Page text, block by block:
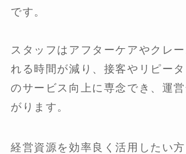
です。
スタッフはアフターケアやクレ
れる時間が減り、接客やリピー
のサービス向上に専念でき、運
がります。
経営資源を効率良く活用したい